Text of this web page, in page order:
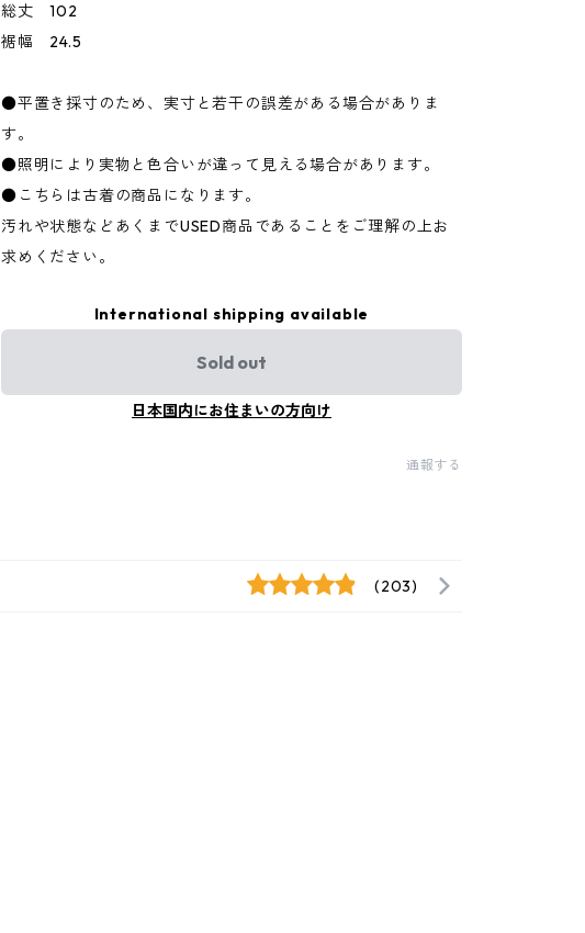
総丈 102
裾幅 24.5
●平置き採寸のため、実寸と若干の誤差がある場合がありま
す。
●照明により実物と色合いが違って見える場合があります。
●こちらは古着の商品になります。
汚れや状態などあくまでUSED商品であることをご理解の上お
求めください。
International shipping available
Sold out
日本国内にお住まいの方向け
通報する
(203)